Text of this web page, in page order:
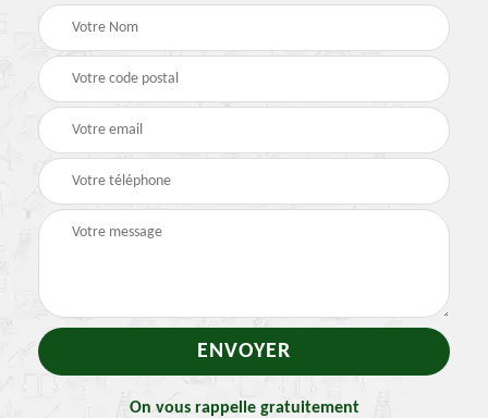
On vous rappelle gratuitement